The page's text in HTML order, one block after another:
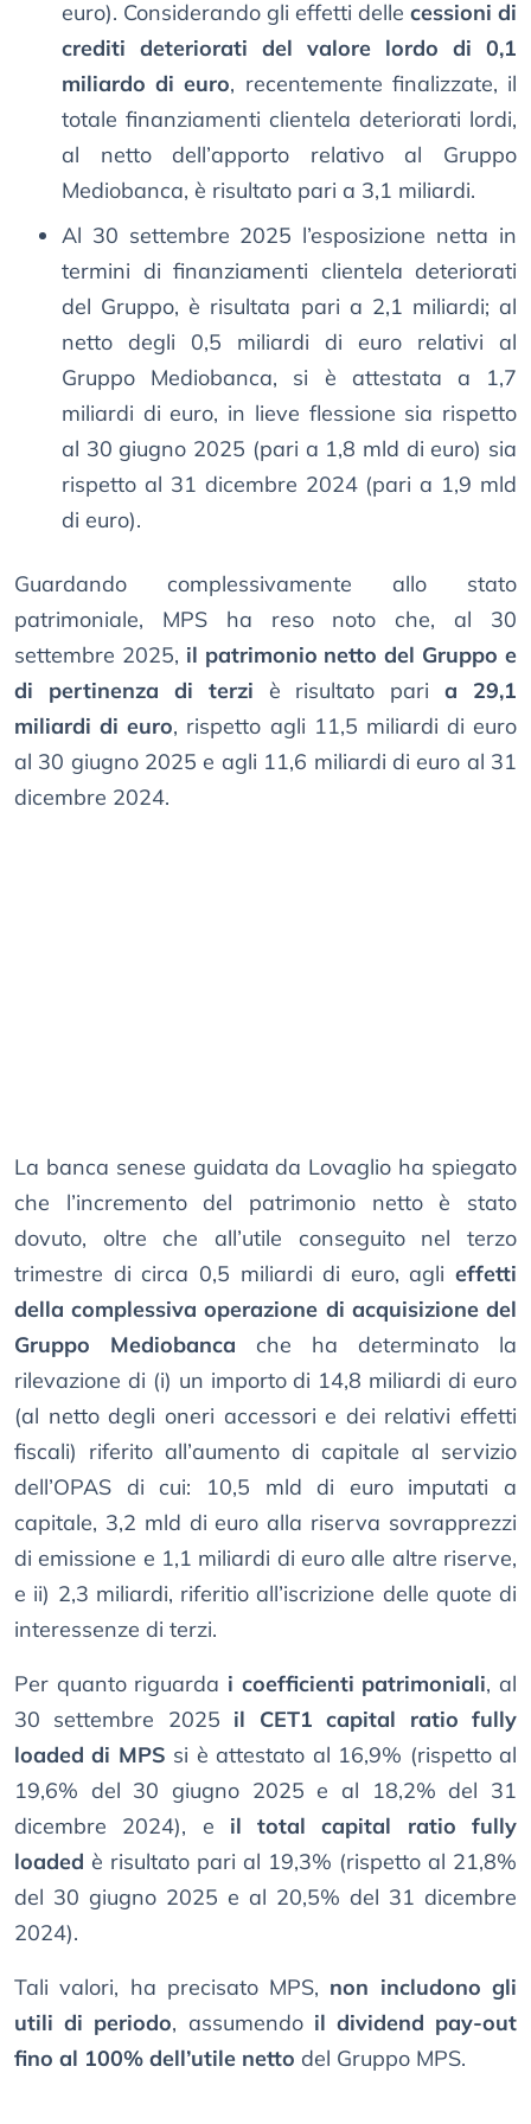
euro). Considerando gli effetti delle cessioni di
crediti deteriorati del valore lordo di 0,1
miliardo di euro, recentemente finalizzate, il
totale finanziamenti clientela deteriorati lordi,
al netto dell’apporto relativo al Gruppo
Mediobanca, è risultato pari a 3,1 miliardi.
Al 30 settembre 2025 l’esposizione netta in
termini di finanziamenti clientela deteriorati
del Gruppo, è risultata pari a 2,1 miliardi; al
netto degli 0,5 miliardi di euro relativi al
Gruppo Mediobanca, si è attestata a 1,7
miliardi di euro, in lieve flessione sia rispetto
al 30 giugno 2025 (pari a 1,8 mld di euro) sia
rispetto al 31 dicembre 2024 (pari a 1,9 mld
di euro).
Guardando complessivamente allo stato
patrimoniale, MPS ha reso noto che, al 30
settembre 2025, il patrimonio netto del Gruppo e
di pertinenza di terzi è risultato paria 29,1
miliardi di euro, rispetto agli 11,5 miliardi di euro
al 30 giugno 2025 e agli 11,6 miliardi di euro al 31
dicembre 2024.
La banca senese guidata da Lovaglio ha spiegato
che l’incremento del patrimonio netto è stato
dovuto, oltre che all’utile conseguito nel terzo
trimestre di circa 0,5 miliardi di euro, agli effetti
della complessiva operazione di acquisizione del
Gruppo Mediobanca che ha determinato la
rilevazione di (i) un importo di 14,8 miliardi di euro
(al netto degli oneri accessori e dei relativi effetti
fiscali) riferito all’aumento di capitale al servizio
dell’OPAS di cui: 10,5 mld di euro imputati a
capitale, 3,2 mld di euro alla riserva sovrapprezzi
di emissione e 1,1 miliardi di euro alle altre riserve,
e ii) 2,3 miliardi, riferitio all’iscrizione delle quote di
interessenze di terzi.
Per quanto riguarda i coefficienti patrimoniali, al
30 settembre 2025 il CET1 capital ratio fully
loaded di MPS si è attestato al 16,9% (rispetto al
19,6% del 30 giugno 2025 e al 18,2% del 31
dicembre 2024), e il total capital ratio fully
loaded è risultato pari al 19,3% (rispetto al 21,8%
del 30 giugno 2025 e al 20,5% del 31 dicembre
2024).
Tali valori, ha precisato MPS, non includono gli
utili di periodo, assumendo il dividend pay-out
fino al 100% dell’utile netto del Gruppo MPS.